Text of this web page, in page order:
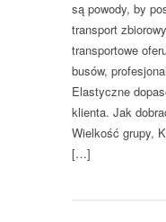
są powody, by
transport
transportowe
busów,
Elastyczne
klienta. Jak
Wielkość grupy,
[…]